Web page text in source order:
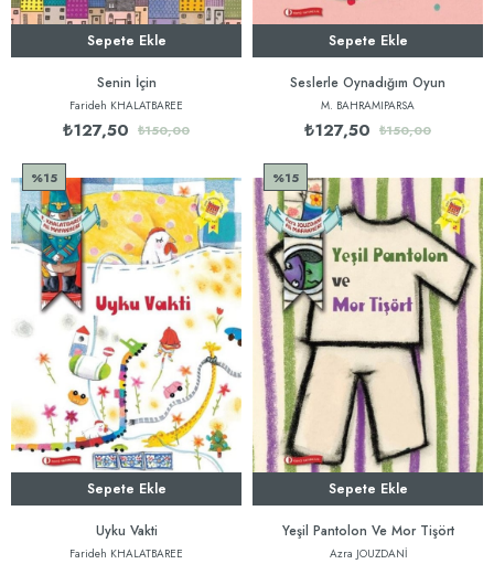
Sepete Ekle
Senin İçin
Farideh KHALATBAREE
₺127,50 ₺150,00
Sepete Ekle
Seslerle Oynadığım Oyun
M. BAHRAMIPARSA
₺127,50 ₺150,00
Sepete Ekle
Uyku Vakti
Farideh KHALATBAREE
%15
Sepete Ekle
Yeşil Pantolon Ve Mor Tişört
Azra JOUZDANİ
%15